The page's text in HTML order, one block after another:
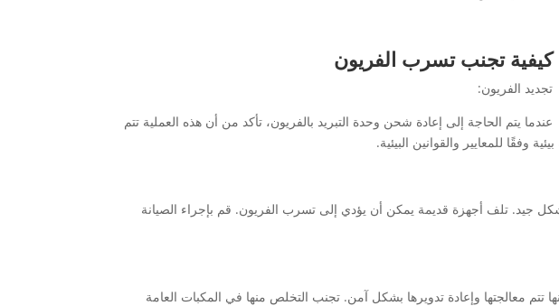
كيفية تجنب تسرب الفريون
تجديد الفريون:
عندما يتم الحاجة إلى إعادة شحن وحدة التبريد بالفريون، تأكد من أن هذه العملية تتم
وفقًا للمعايير والقوانين البيئية.
جيد. تلف أجهزة قديمة يمكن أن يؤدي إلى تسرب الفريون. قم بإجراء الصيانة
تتم معالجتها وإعادة تدويرها بشكل آمن. تجنب التخلص منها في المكبات العامة